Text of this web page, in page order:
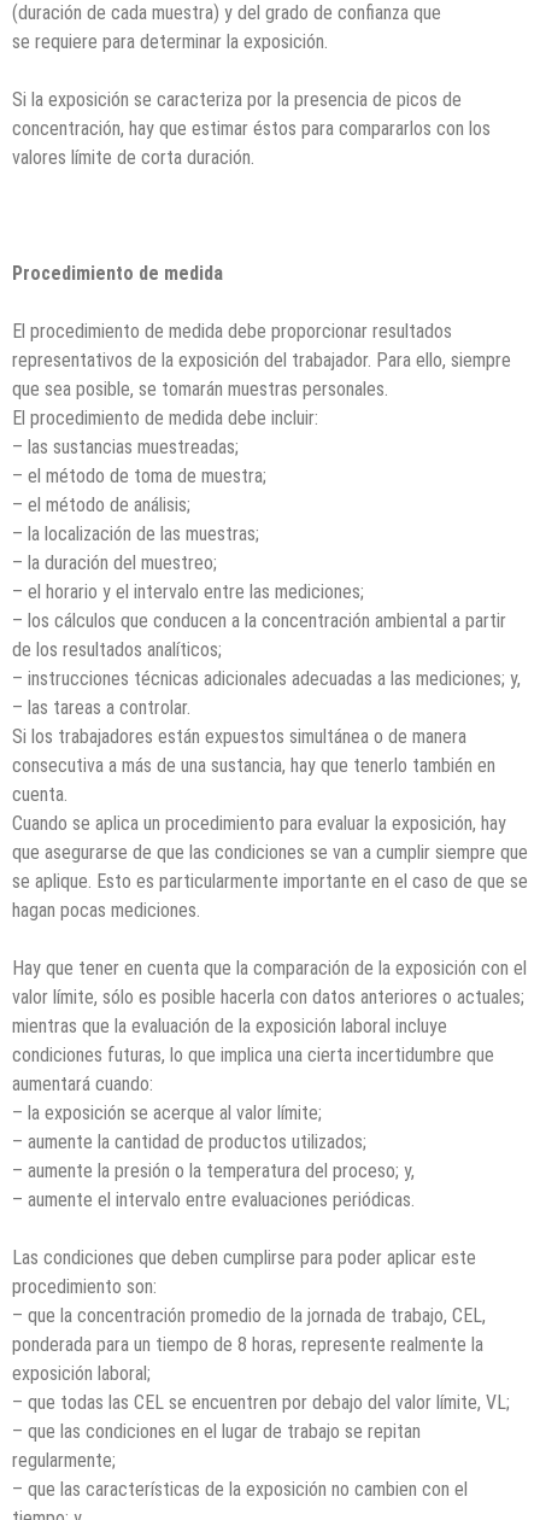
(duración de cada muestra) y del grado de confianza que
se requiere para determinar la exposición.
Si la exposición se caracteriza por la presencia de picos de
concentración, hay que estimar éstos para compararlos con los
valores límite de corta duración.
Procedimiento de medida
El procedimiento de medida debe proporcionar resultados
representativos de la exposición del trabajador. Para ello, siempre
que sea posible, se tomarán muestras personales.
El procedimiento de medida debe incluir:
– las sustancias muestreadas;
– el método de toma de muestra;
– el método de análisis;
– la localización de las muestras;
– la duración del muestreo;
– el horario y el intervalo entre las mediciones;
– los cálculos que conducen a la concentración ambiental a partir
de los resultados analíticos;
– instrucciones técnicas adicionales adecuadas a las mediciones; y,
– las tareas a controlar.
Si los trabajadores están expuestos simultánea o de manera
consecutiva a más de una sustancia, hay que tenerlo también en
cuenta.
Cuando se aplica un procedimiento para evaluar la exposición, hay
que asegurarse de que las condiciones se van a cumplir siempre que
se aplique. Esto es particularmente importante en el caso de que se
hagan pocas mediciones.
Hay que tener en cuenta que la comparación de la exposición con el
valor límite, sólo es posible hacerla con datos anteriores o actuales;
mientras que la evaluación de la exposición laboral incluye
condiciones futuras, lo que implica una cierta incertidumbre que
aumentará cuando:
– la exposición se acerque al valor límite;
– aumente la cantidad de productos utilizados;
– aumente la presión o la temperatura del proceso; y,
– aumente el intervalo entre evaluaciones periódicas.
Las condiciones que deben cumplirse para poder aplicar este
procedimiento son:
– que la concentración promedio de la jornada de trabajo, CEL,
ponderada para un tiempo de 8 horas, represente realmente la
exposición laboral;
– que todas las CEL se encuentren por debajo del valor límite, VL;
– que las condiciones en el lugar de trabajo se repitan
regularmente;
– que las características de la exposición no cambien con el